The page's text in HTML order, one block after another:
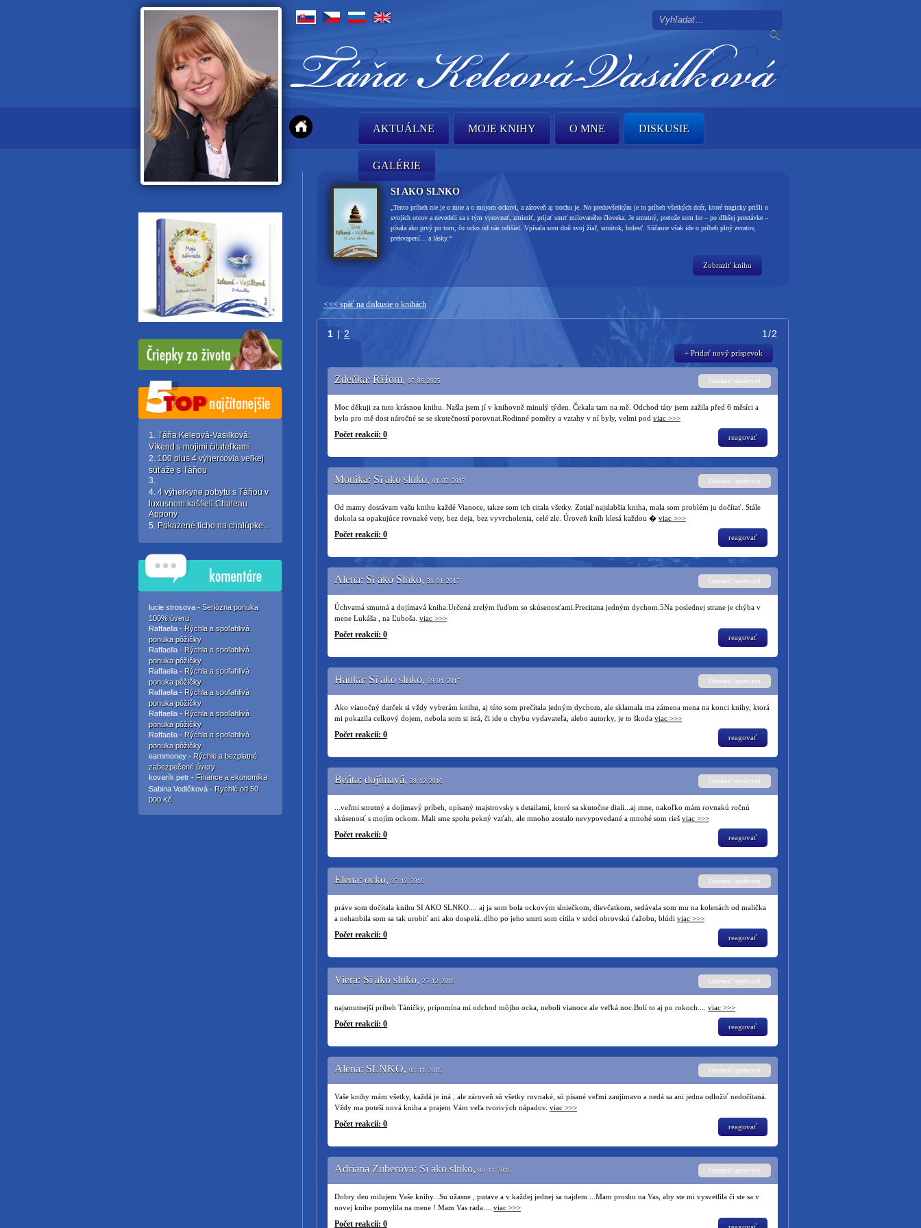
AKTUÁLNE MOJE KNIHY O MNE DISKUSIE
GALÉRIE
Táňa Keleová-Vasilková:
Víkend s mojimi čitateľkami
100 plus 4 výhercovia veľkej
súťaže s Táňou
4 výherkyne pobytu s Táňou v
luxusnom kaštieli Chateau
Appony
Pokazené ticho na chalúpke...
lucie strosova - Seriózna ponuka
100% úveru.
Raffaella - Rýchla a spoľahlivá
ponuka pôžičky
Raffaella - Rýchla a spoľahlivá
ponuka pôžičky
Raffaella - Rýchla a spoľahlivá
ponuka pôžičky
Raffaella - Rýchla a spoľahlivá
ponuka pôžičky
Raffaella - Rýchla a spoľahlivá
ponuka pôžičky
Raffaella - Rýchla a spoľahlivá
ponuka pôžičky
earnmoney - Rýchle a bezplatné
zabezpečené úvery
kovarík petr - Finance a ekonomika
Sabina Vodičková - Rychlé od 50
000 Kč
SI AKO SLNKO
„Tento príbeh nie je o mne a o mojom ockovi, a zároveň aj trochu je. No predovšetkým je to príbeh všetkých dcér, ktoré tragicky prišli o
svojich otcov a nevedeli sa s tým vyrovnať, zmieriť, prijať smrť milovaného človeka. Je smutný, pretože som ho – po dlhšej prestávke –
písala ako prvý po tom, čo ocko od nás odišiel. Vpísala som doň svoj žiaľ, smútok, bolesť. Súčasne však ide o príbeh plný zvratov,
prekvapení... a lásky.“
Zobraziť knihu
<<< späť na diskusie o knihách
1 | 2 1/2
+ Pridať nový príspevok
Zdeňka: RHom, 07. 06. 2025 Oznámiť správcovi
Moc děkuji za tuto krásnou knihu. Našla jsem jí v knihovně minulý týden. Čekala tam na mě. Odchod táty jsem zažila před 6 měsíci a
bylo pro mě dost náročné se se skutečností porovnat.Rodinné poměry a vztahy v ní byly, velmi pod viac >>>
Počet reakcií: 0 reagovať
Monika: Si ako slnko, 01. 02. 2017 Oznámiť správcovi
Od mamy dostávam vašu knihu každé Vianoce, takze som ich citala všetky. Zatiaľ najslabšia kniha, mala som problém ju dočítať. Stále
dokola sa opakujúce rovnaké vety, bez deja, bez vyvrcholenia, celé zle. Úroveň kníh klesá každou � viac >>>
Počet reakcií: 0 reagovať
Alena: Si ako Slnko, 31. 01. 2017 Oznámiť správcovi
Úchvatná smutná a dojímavá kniha.Určená zrelým ľuďom so skúsenosťami.Precitana jedným dychom.5Na poslednej strane je chýba v
mene Lukáša , na Ľuboša. viac >>>
Počet reakcií: 0 reagovať
Hanka: Si ako slnko, 09. 01. 2017 Oznámiť správcovi
Ako vianočný darček si vždy vyberám knihu, aj túto som prečítala jedným dychom, ale sklamala ma zámena mena na konci knihy, ktorá
mi pokazila celkový dojem, nebola som si istá, či ide o chybu vydavateľa, alebo autorky, je to škoda viac >>>
Počet reakcií: 0 reagovať
Beáta: dojímavá, 28. 12. 2016 Oznámiť správcovi
...veľmi smutný a dojímavý príbeh, opísaný majstrovsky s detailami, ktoré sa skutočne diali...aj mne, nakoľko mám rovnakú ročnú
skúsenosť s mojím ockom. Mali sme spolu pekný vzťah, ale mnoho zostalo nevypovedané a mnohé som rieš viac >>>
Počet reakcií: 0 reagovať
Elena: ocko, 27. 12. 2016 Oznámiť správcovi
práve som dočítala knihu SI AKO SLNKO.... aj ja som bola ockovým slniečkom, dievčatkom, sedávala som mu na kolenách od malička
a nehanbila som sa tak urobiť ani ako dospelá..dlho po jeho smrti som cítila v srdci obrovskú ťažobu, blúdi viac >>>
Počet reakcií: 0 reagovať
Viera: Si ako slnko, 27. 12. 2016 Oznámiť správcovi
najsmutnejší príbeh Táničky, pripomína mi odchod môjho ocka, neboli vianoce ale veľká noc.Bolí to aj po rokoch.... viac >>>
Počet reakcií: 0 reagovať
Alena: SLNKO, 09. 11. 2016 Oznámiť správcovi
Vaše knihy mám všetky, každá je iná , ale zároveň sú všetky rovnaké, sú písané veľmi zaujímavo a nedá sa ani jedna odložiť nedočítaná.
Vždy ma poteší nová kniha a prajem Vám veľa tvorivých nápadov. viac >>>
Počet reakcií: 0 reagovať
Adriana Zuberova: Si ako slnko, 08. 11. 2016 Oznámiť správcovi
Dobry den milujem Vaše knihy...Su užasne , putave a v každej jednej sa najdem ...Mam prosbu na Vas, aby ste mi vysvetlila či ste sa v
novej knihe pomylila na mene ! Mam Vas rada.... viac >>>
Počet reakcií: 0